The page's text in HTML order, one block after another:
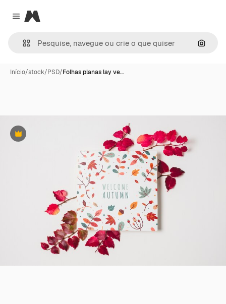
Close menu
Magnific
Início/stock/PSD/Folhas planas lay ve…
Premium